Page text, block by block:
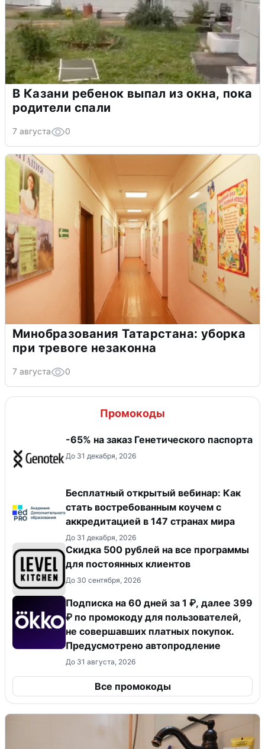
В Казани ребенок выпал из окна, пока
родители спали
7 августа 0
Минобразования Татарстана: уборка
при тревоге незаконна
7 августа 0
Промокоды
-65% на заказ Генетического паспорта
До 31 декабря, 2026
Бесплатный открытый вебинар: Как
стать востребованным коучем с
аккредитацией в 147 странах мира
До 31 декабря, 2026
Скидка 500 рублей на все программы
для постоянных клиентов
До 30 сентября, 2026
Подписка на 60 дней за 1 ₽, далее 399
₽ по промокоду для пользователей,
не совершавших платных покупок.
Предусмотрено автопродление
До 31 августа, 2026
Все промокоды